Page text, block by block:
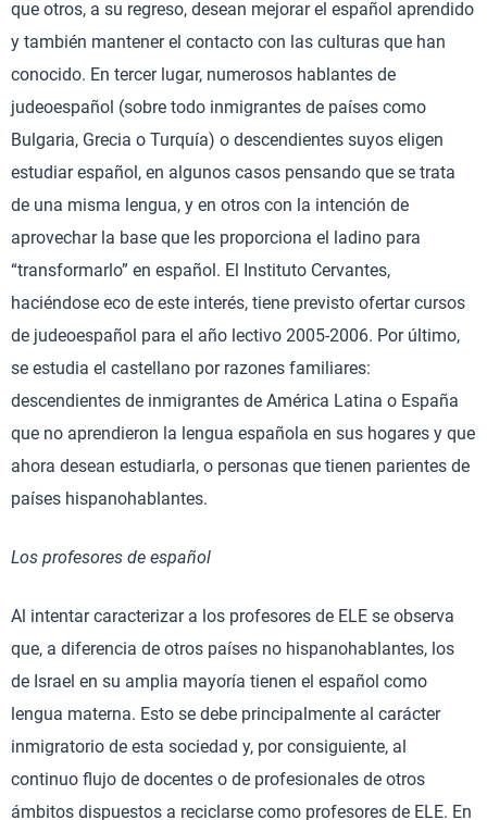
que otros, a su regreso, desean mejorar el español aprendido
y también mantener el contacto con las culturas que han
conocido. En tercer lugar, numerosos hablantes de
judeoespañol (sobre todo inmigrantes de países como
Bulgaria, Grecia o Turquía) o descendientes suyos eligen
estudiar español, en algunos casos pensando que se trata
de una misma lengua, y en otros con la intención de
aprovechar la base que les proporciona el ladino para
“transformarlo” en español. El Instituto Cervantes,
haciéndose eco de este interés, tiene previsto ofertar cursos
de judeoespañol para el año lectivo 2005-2006. Por último,
se estudia el castellano por razones familiares:
descendientes de inmigrantes de América Latina o España
que no aprendieron la lengua española en sus hogares y que
ahora desean estudiarla, o personas que tienen parientes de
países hispanohablantes.
Los profesores de español
Al intentar caracterizar a los profesores de ELE se observa
que, a diferencia de otros países no hispanohablantes, los
de Israel en su amplia mayoría tienen el español como
lengua materna. Esto se debe principalmente al carácter
inmigratorio de esta sociedad y, por consiguiente, al
continuo flujo de docentes o de profesionales de otros
ámbitos dispuestos a reciclarse como profesores de ELE. En